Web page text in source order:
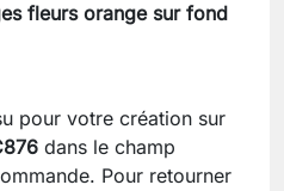
fleurs orange sur fond
pour votre création sur
dans le champ
Pour retourner